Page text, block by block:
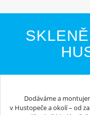
Dodáváme a
v Hustopeče a okolí – od